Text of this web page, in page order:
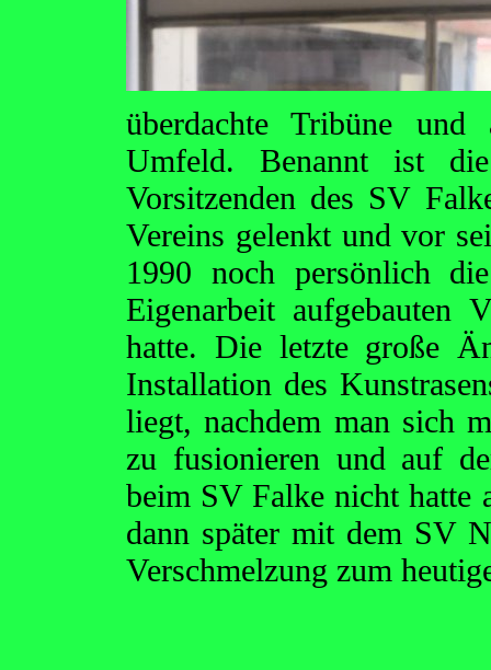
überdachte Tribüne und
Umfeld. Benannt ist
Vorsitzenden des SV
Vereins gelenkt und vor
1990 noch persönlich
Eigenarbeit aufgebauten
hatte. Die letzte große
Installation des
liegt, nachdem man sich
zu fusionieren und auf
beim SV Falke nicht hatte
dann später mit dem SV
Verschmelzung zum